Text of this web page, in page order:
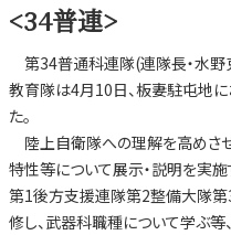
<34普連>
第34普通科連隊(連隊長・水
教育隊は4月10日、板妻駐屯地
た。
陸上自衛隊への理解を高めさ
特性等について展示・説明を実施
第1後方支援連隊第2整備大隊
修し、武器科職種について学ぶ等